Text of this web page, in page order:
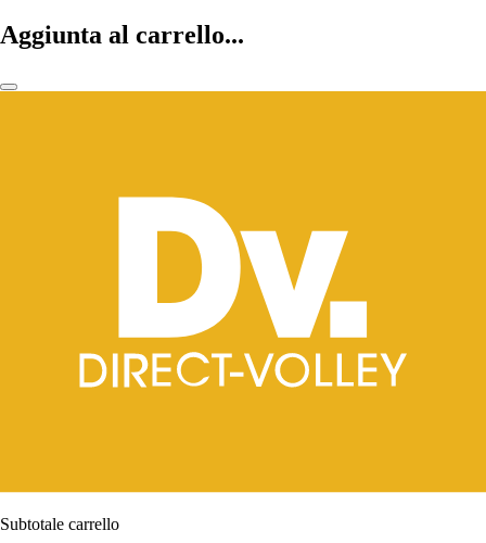
Aggiunta al carrello...
Subtotale carrello